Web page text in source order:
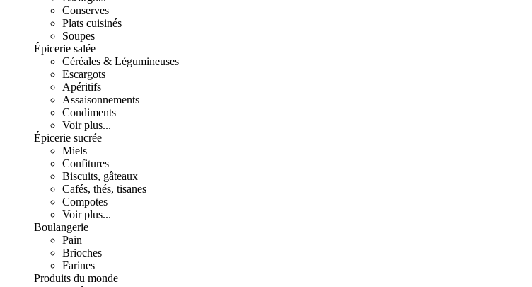
Conserves
Plats cuisinés
Soupes
Épicerie salée
Céréales & Légumineuses
Escargots
Apéritifs
Assaisonnements
Condiments
Voir plus...
Épicerie sucrée
Miels
Confitures
Biscuits, gâteaux
Cafés, thés, tisanes
Compotes
Voir plus...
Boulangerie
Pain
Brioches
Farines
Produits du monde